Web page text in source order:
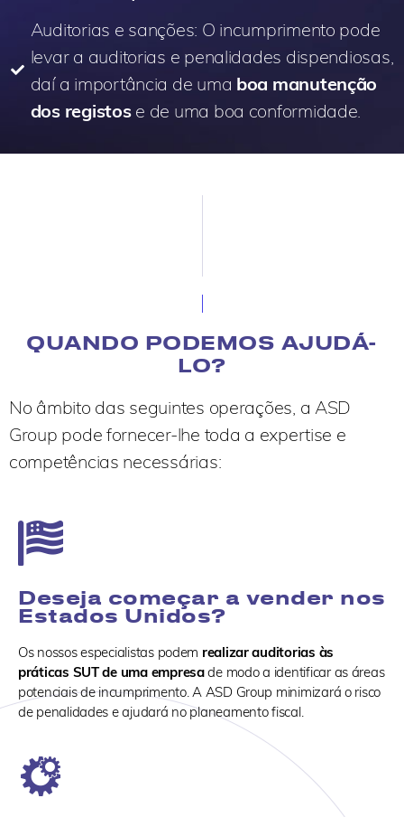
Auditorias e sanções: O incumprimento pode
levar a auditorias e penalidades dispendiosas,
daí a importância de uma boa manutenção
dos registose de uma boa conformidade.
QUANDO PODEMOS AJUDÁ-
LO?
No âmbito das seguintes operações, a ASD
Group pode fornecer-lhe toda a expertise e
competências necessárias:
Deseja começar a vender nos
Estados Unidos?
Os nossos especialistas podem realizar auditorias às
práticas SUT de uma empresade modo a identificar as áreas
potenciais de incumprimento. A ASD Group minimizará o risco
de penalidades e ajudará no planeamento fiscal.